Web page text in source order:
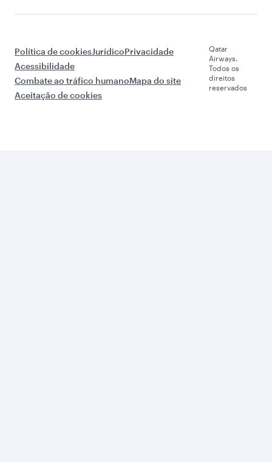
Política de cookiesJurídicoPrivacidade
Acessibilidade
Combate ao tráfico humanoMapa do site
Aceitação de cookies
Qatar
Airways.
Todos os
direitos
reservados